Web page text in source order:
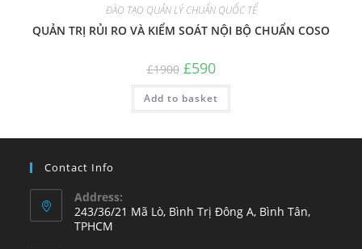
ĐÀO TẠO QUẢN LÝ CHUẨN QUỐC TẾ
QUẢN TRỊ RỦI RO VÀ KIỂM SOÁT NỘI BỘ CHUẨN COSO
£1900 Original
price
was:
£1900.
£590Current
price
is:
£590.
Add to basket
Contact Info
Address:
243/36/21 Mã Lò, Bình Trị Đông A, Bình Tân,
TPHCM